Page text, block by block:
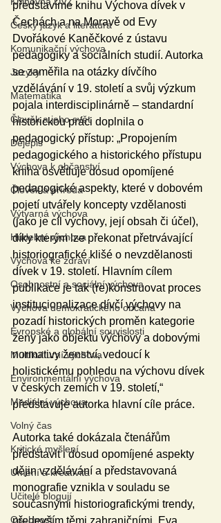
Český jazyk a literatura
Komunikační výchova
Jazyky
Matematika
Člověk a jeho svět
Dějepis
Výchova k občanství
Člověk a příroda
Výtvarná výchova
Hudební výchova
Výchova ke zdraví
Osobnostní a sociální výchova
Výchova demokratického občana
Evropské a globální souvislosti
Multikulturní výchova
Environmentální výchova
Mediální výchova
Volný čas
Kritické myšlení
Umění a kreativita
Učitelé blogují
Osobnosti
představíme knihu Výchova dívek v
Čechách a na Moravě od Evy
Dvořákové Kaněčkové z ústavu
pedagogiky a sociálních studií. Autorka
se zaměřila na otázky dívčího
vzdělávání v 19. století a svůj výzkum
pojala interdisciplinárně – standardní
historickou práci doplnila o
pedagogický přístup: „Propojením
pedagogického a historického přístupu
kniha osvětluje dosud opomíjené
pedagogické aspekty, které v dobovém
pojetí utvářely koncepty vzdělanosti
(jako je cíl výchovy, její obsah či účel),
díky kterým lze překonat přetrvávající
historiografické klišé o nevzdělanosti
dívek v 19. století. Hlavním cílem
publikace je tak (re)konstruovat proces
institucionalizace dívčí výchovy na
pozadí historických proměn kategorie
ženy jako objektu výchovy a dobovými
normativy ženství, vedoucí k
holistickému pohledu na výchovu dívek
v českých zemích v 19. století,“
představuje autorka hlavní cíle práce.
Autorka také dokázala čtenářům
představit i dosud opomíjené aspekty
dějin vzdělávání a představovaná
monografie vznikla v souladu se
současnými historiografickými trendy,
především těmi zahraničními. Eva